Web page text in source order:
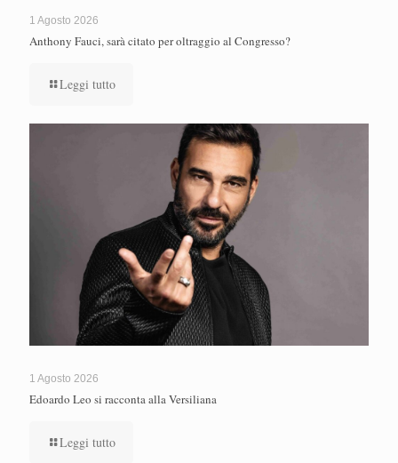
1 Agosto 2026
Anthony Fauci, sarà citato per oltraggio al Congresso?
Leggi tutto
1 Agosto 2026
Edoardo Leo si racconta alla Versiliana
Leggi tutto